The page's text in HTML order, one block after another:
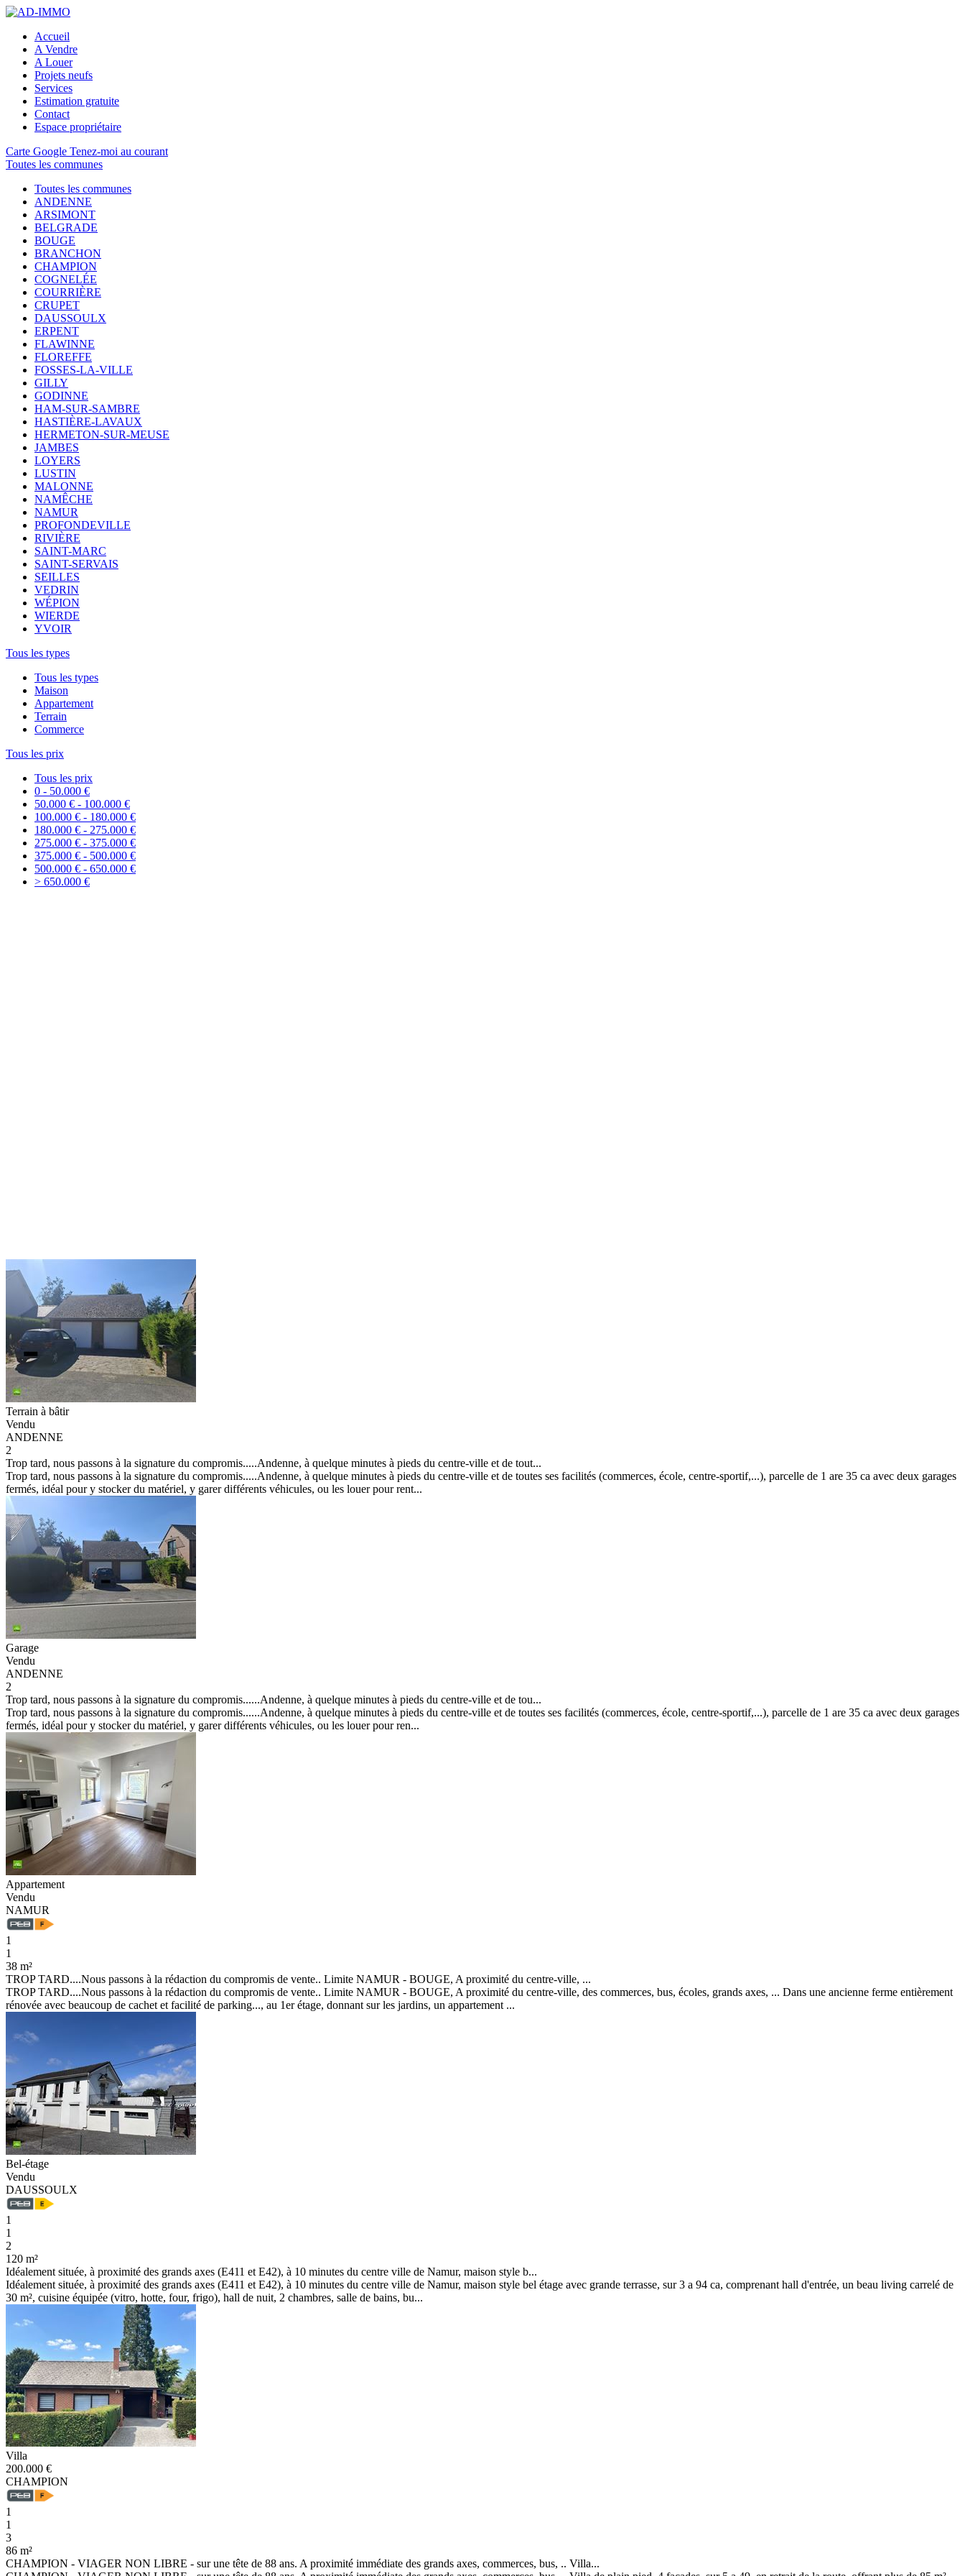
Accueil
A Vendre
A Louer
Projets neufs
Services
Estimation gratuite
Contact
Espace propriétaire
Carte Google Tenez-moi au courant
Toutes les communes
Toutes les communes
ANDENNE
ARSIMONT
BELGRADE
BOUGE
BRANCHON
CHAMPION
COGNELÉE
COURRIÈRE
CRUPET
DAUSSOULX
ERPENT
FLAWINNE
FLOREFFE
FOSSES-LA-VILLE
GILLY
GODINNE
HAM-SUR-SAMBRE
HASTIÈRE-LAVAUX
HERMETON-SUR-MEUSE
JAMBES
LOYERS
LUSTIN
MALONNE
NAMÊCHE
NAMUR
PROFONDEVILLE
RIVIÈRE
SAINT-MARC
SAINT-SERVAIS
SEILLES
VEDRIN
WÉPION
WIERDE
YVOIR
Tous les types
Tous les types
Maison
Appartement
Terrain
Commerce
Tous les prix
Tous les prix
0 - 50.000 €
50.000 € - 100.000 €
100.000 € - 180.000 €
180.000 € - 275.000 €
275.000 € - 375.000 €
375.000 € - 500.000 €
500.000 € - 650.000 €
> 650.000 €
Terrain à bâtir
Vendu
ANDENNE
2
Trop tard, nous passons à la signature du compromis.....Andenne, à quelque minutes à pieds du centre-ville et de tout...
Trop tard, nous passons à la signature du compromis.....Andenne, à quelque minutes à pieds du centre-ville et de toutes ses facilités (commerces, école, centre-sportif,...), parcelle de 1 are 35 ca avec deux garages
fermés, idéal pour y stocker du matériel, y garer différents véhicules, ou les louer pour rent...
Garage
Vendu
ANDENNE
2
Trop tard, nous passons à la signature du compromis......Andenne, à quelque minutes à pieds du centre-ville et de tou...
Trop tard, nous passons à la signature du compromis......Andenne, à quelque minutes à pieds du centre-ville et de toutes ses facilités (commerces, école, centre-sportif,...), parcelle de 1 are 35 ca avec deux garages
fermés, idéal pour y stocker du matériel, y garer différents véhicules, ou les louer pour ren...
Appartement
Vendu
NAMUR
1
1
38 m²
TROP TARD....Nous passons à la rédaction du compromis de vente.. Limite NAMUR - BOUGE, A proximité du centre-ville, ...
TROP TARD....Nous passons à la rédaction du compromis de vente.. Limite NAMUR - BOUGE, A proximité du centre-ville, des commerces, bus, écoles, grands axes, ... Dans une ancienne ferme entièrement
rénovée avec beaucoup de cachet et facilité de parking..., au 1er étage, donnant sur les jardins, un appartement ...
Bel-étage
Vendu
DAUSSOULX
1
1
2
120 m²
Idéalement située, à proximité des grands axes (E411 et E42), à 10 minutes du centre ville de Namur, maison style b...
Idéalement située, à proximité des grands axes (E411 et E42), à 10 minutes du centre ville de Namur, maison style bel étage avec grande terrasse, sur 3 a 94 ca, comprenant hall d'entrée, un beau living carrelé de
30 m², cuisine équipée (vitro, hotte, four, frigo), hall de nuit, 2 chambres, salle de bains, bu...
Villa
200.000 €
CHAMPION
1
1
3
86 m²
CHAMPION - VIAGER NON LIBRE - sur une tête de 88 ans. A proximité immédiate des grands axes, commerces, bus, .. Villa...